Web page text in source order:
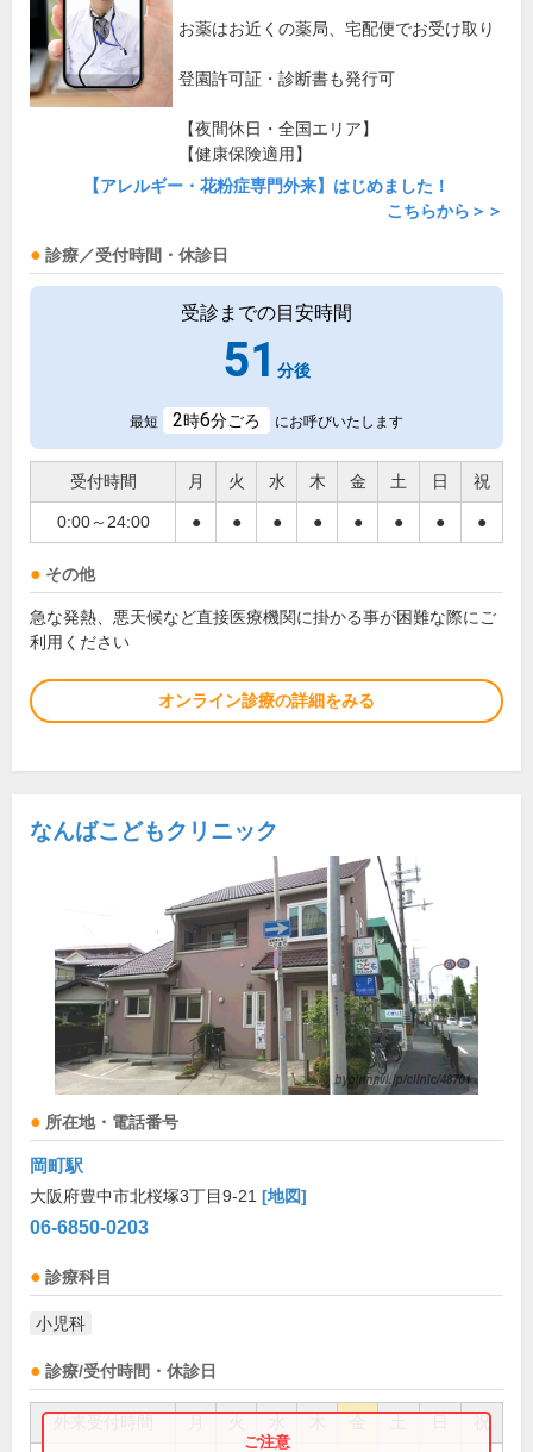
お薬はお近くの薬局、宅配便でお受け取り
登園許可証・診断書も発行可
【夜間休日・全国エリア】
【健康保険適用】
【アレルギー・花粉症専門外来】はじめました！
こちらから＞＞
診療／受付時間・休診日
受診までの目安時間
51 分後
最短 2時6分ごろ にお呼びいたします
受付時間 月 火 水 木 金 土 日 祝
0:00～24:00 ● ● ● ● ● ● ● ●
その他
急な発熱、悪天候など直接医療機関に掛かる事が困難な際にご
利用ください
オンライン診療の詳細をみる
なんばこどもクリニック
所在地・電話番号
岡町駅
大阪府豊中市北桜塚3丁目9-21 [地図]
06-6850-0203
診療科目
小児科
診療/受付時間・休診日
祝